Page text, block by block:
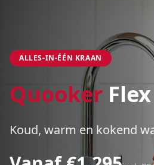
ALLES-IN-ÉÉN KRAAN
Quooker
Koud, warm en kokend